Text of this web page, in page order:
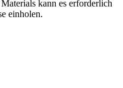
kann es erforderlich
einholen.